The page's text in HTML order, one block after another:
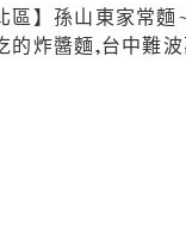
區】孫山東家常
的炸醬麵,台中難